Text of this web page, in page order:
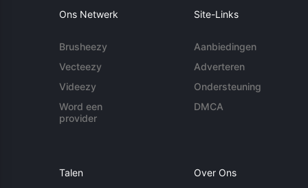
Ons Netwerk
Brusheezy
Vecteezy
Videezy
Word een
provider
Site-Links
Aanbiedingen
Adverteren
Ondersteuning
DMCA
Talen Over Ons